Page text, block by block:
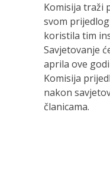
Komisija traži
svom
koristila tim
Savjetovanje
aprila ove
Komisija
nakon
članicama.